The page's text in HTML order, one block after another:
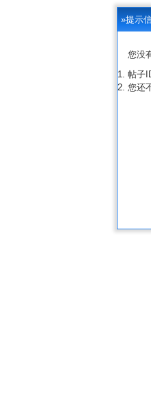
»提示
您没
帖子
您还